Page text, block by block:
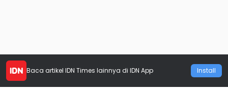
Baca artikel IDN Times lainnya di IDN App Install